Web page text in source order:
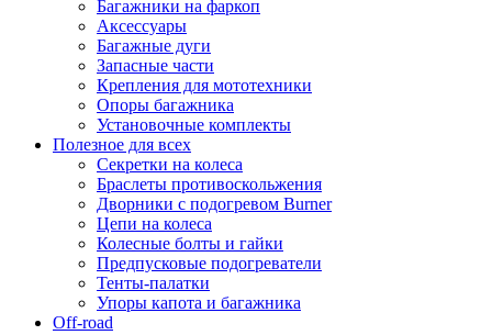
Багажники на фаркоп
Аксессуары
Багажные дуги
Запасные части
Крепления для мототехники
Опоры багажника
Установочные комплекты
Полезное для всех
Секретки на колеса
Браслеты противоскольжения
Дворники с подогревом Burner
Цепи на колеса
Колесные болты и гайки
Предпусковые подогреватели
Тенты-палатки
Упоры капота и багажника
Off-road